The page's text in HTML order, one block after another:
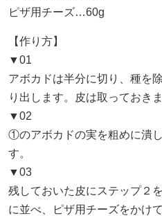
ピザ用チーズ…60g
【作り方】
▼01
アボカドは半分に切り、種を
り出します。皮は取っておきま
▼02
①のアボカドの実を粗めに潰
す。
▼03
残しておいた皮にステップ２
に並べ、ピザ用チーズをかけ